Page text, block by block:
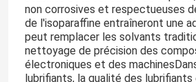
non corrosives et respectueuses
de l'isoparaffine entraîneront une
peut remplacer les solvants
nettoyage de précision des
électroniques et des
lubrifiants, la qualité des